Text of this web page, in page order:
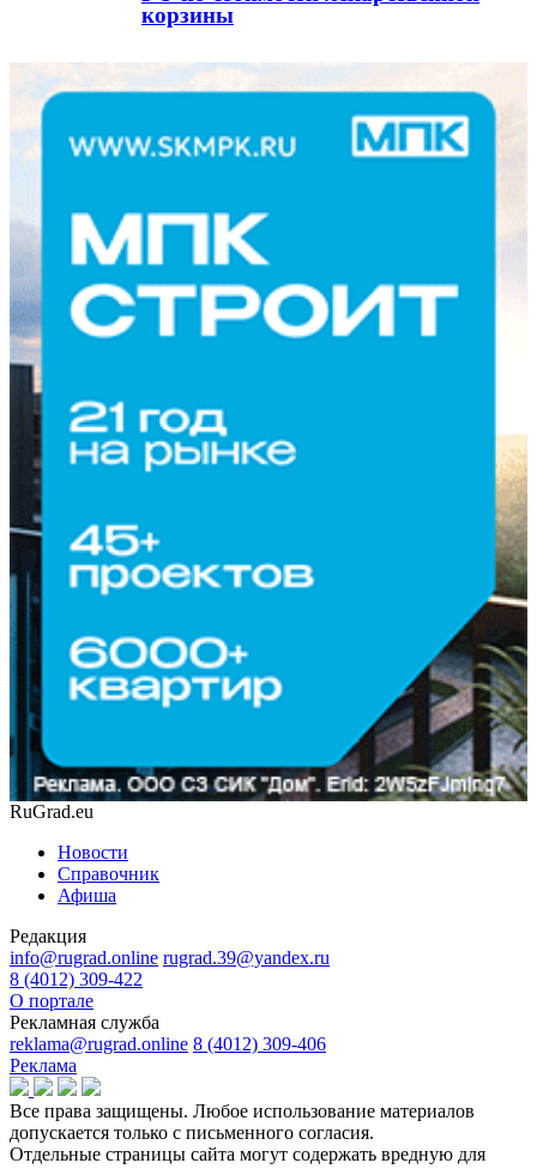
корзины
RuGrad.eu
Новости
Справочник
Афиша
Редакция
info@rugrad.online rugrad.39@yandex.ru
8 (4012) 309-422
О портале
Рекламная служба
reklama@rugrad.online 8 (4012) 309-406
Реклама
Все права защищены. Любое использование материалов
допускается только с письменного согласия.
Отдельные страницы сайта могут содержать вредную для